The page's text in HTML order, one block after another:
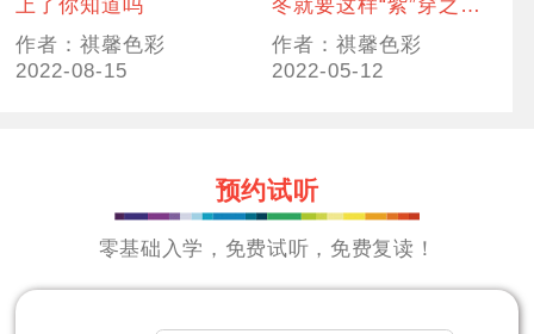
上了你知道吗
作者：祺馨色彩
2022-08-15
冬就要这样“紫”穿之
——薰衣草紫
作者：祺馨色彩
2022-05-12
预约试听
零基础入学，免费试听，免费复读！